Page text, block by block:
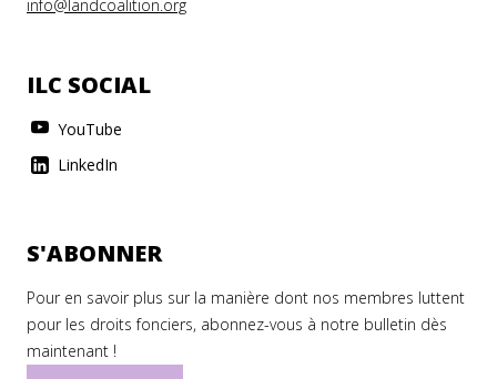
info@landcoalition.org
ILC SOCIAL
YouTube
LinkedIn
S'ABONNER
Pour en savoir plus sur la manière dont nos membres luttent
pour les droits fonciers, abonnez-vous à notre bulletin dès
maintenant !